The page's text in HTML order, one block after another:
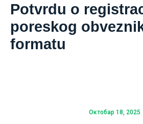
Nestro Petrol
CNG
Zarubezhneft
Potvrdu o
poreskog
formatu
Октобар 18, 2025